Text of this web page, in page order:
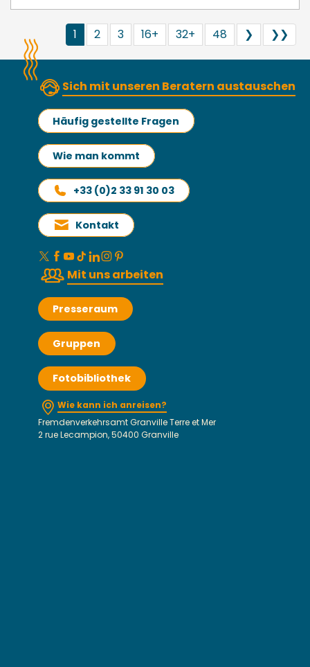
1 2 3 16+ 32+ 48 ❯ ❯❯
Sich mit unseren Beratern austauschen
Häufig gestellte Fragen
Wie man kommt
+33 (0)2 33 91 30 03
Kontakt
Mit uns arbeiten
Presseraum
Gruppen
Fotobibliothek
Wie kann ich anreisen?
Fremdenverkehrsamt Granville Terre et Mer
2 rue Lecampion, 50400 Granville